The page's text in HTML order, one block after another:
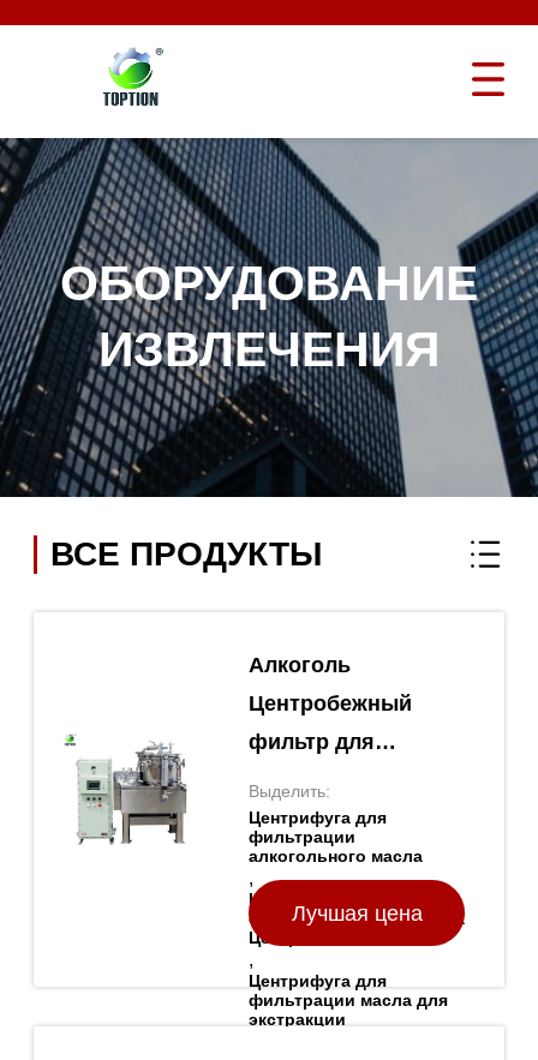
ОБОРУДОВАНИЕ
ИЗВЛЕЧЕНИЯ
ВСЕ ПРОДУКТЫ
Алкоголь
Центробежный
фильтр для
фильтрации масла
Центробежный
фильтр для
экстракции
растворителей
Выделить:
Центрифуга для
фильтрации
алкогольного масла
Центробежная
сепарация фильтр масла
Центробежная
Центрифуга для
фильтрации масла для
экстракции
Лучшая цена